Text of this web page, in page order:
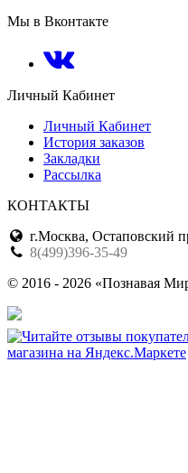
Мы в Вконтакте
Личный Кабинет
Личный Кабинет
История заказов
Закладки
Рассылка
КОНТАКТЫ
г.Москва, Остаповский
8(499)396-35-49
© 2016 - 2026 «Познавая